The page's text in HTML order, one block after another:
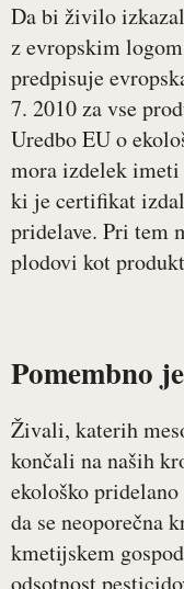
Da bi živilo
z evropskim
predpisuje
7. 2010 za vse
Uredbo EU o
mora izdelek
ki je certifikat
pridelave. Pri tem
plodovi kot
Pomembno
Živali, katerih
končali na naših
ekološko
da se neoporečna
kmetijskem